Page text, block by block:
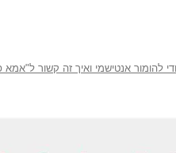
להומור אנטישמי ואיך זה קשור ל"אמא